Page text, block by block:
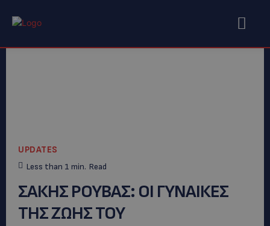
UPDATES
Less than 1 min. Read
ΣΑΚΗΣ ΡΟΥΒΑΣ: OI ΓΥΝΑΙΚΕΣ
ΤΗΣ ΖΩΗΣ ΤΟΥ